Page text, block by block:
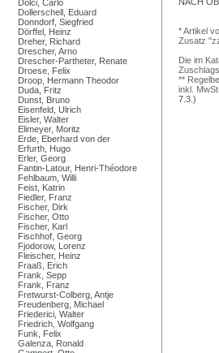
Dolci, Carlo
Dollerschell, Eduard
Donndorf, Siegfried
Dörffel, Heinz
Dreher, Richard
Drescher, Arno
Drescher-Partheter, Renate
Droese, Felix
Droop, Hermann Theodor
Duda, Fritz
Dunst, Bruno
Eisenfeld, Ulrich
Eisler, Walter
Elimeyer, Moritz
Erde, Eberhard von der
Erfurth, Hugo
Erler, Georg
Fantin-Latour, Henri-Théodore
Fehlbaum, Willi
Feist, Katrin
Fiedler, Franz
Fischer, Dirk
Fischer, Otto
Fischer, Karl
Fischhof, Georg
Fjodorow, Lorenz
Fleischer, Heinz
Fraaß, Erich
Frank, Sepp
Frank, Franz
Fretwurst-Colberg, Antje
Freudenberg, Michael
Friederici, Walter
Friedrich, Wolfgang
Funk, Felix
Galenza, Ronald
* Artikel
Zusatz
Die im
**
inkl.
7.3.)